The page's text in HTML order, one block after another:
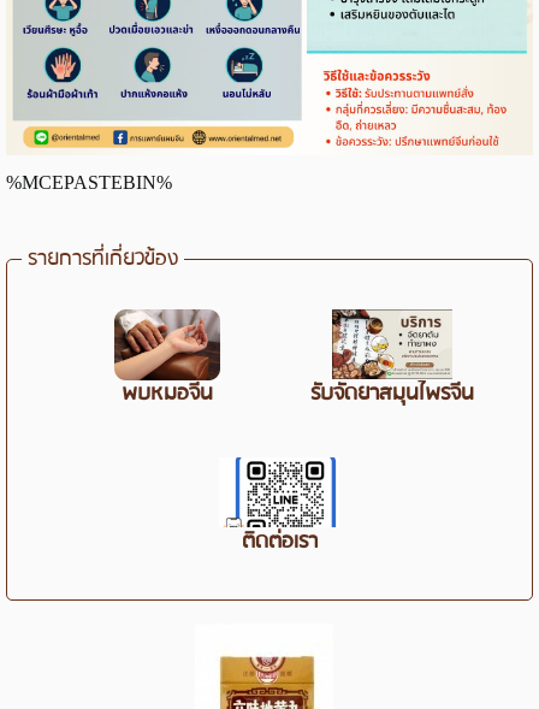
%MCEPASTEBIN%
รายการที่เกี่ยวข้อง
พบหมอจีน รับจัดยาสมุนไพรจีน
ติดต่อเรา